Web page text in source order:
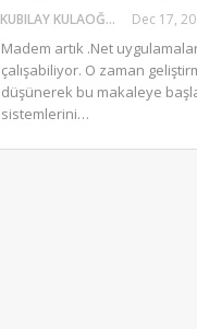
KUBILAY KULAOĞLU Dec 17,
Madem artık .Net
çalışabiliyor. O zaman
düşünerek bu makaleye
sistemlerini…